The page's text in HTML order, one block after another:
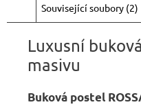
Související soubory (2)
Luxusní
masivu
Buková postel